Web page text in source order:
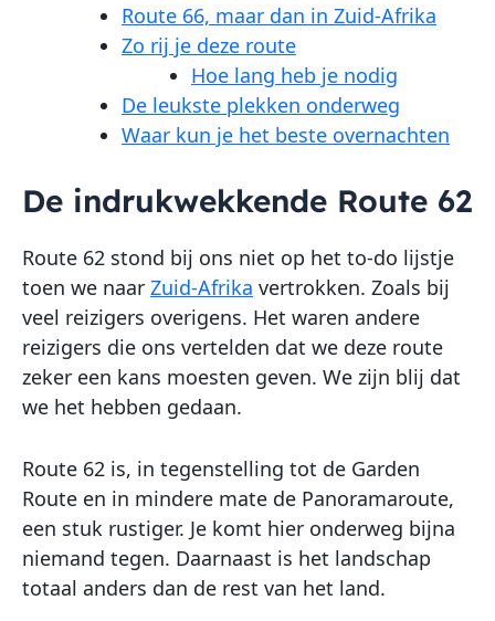
Route 66, maar dan in Zuid-Afrika
Zo rij je deze route
Hoe lang heb je nodig
De leukste plekken onderweg
Waar kun je het beste overnachten
De indrukwekkende Route 62
Route 62 stond bij ons niet op het to-do lijstje
toen we naar Zuid-Afrika vertrokken. Zoals bij
veel reizigers overigens. Het waren andere
reizigers die ons vertelden dat we deze route
zeker een kans moesten geven. We zijn blij dat
we het hebben gedaan.
Route 62 is, in tegenstelling tot de Garden
Route en in mindere mate de Panoramaroute,
een stuk rustiger. Je komt hier onderweg bijna
niemand tegen. Daarnaast is het landschap
totaal anders dan de rest van het land.